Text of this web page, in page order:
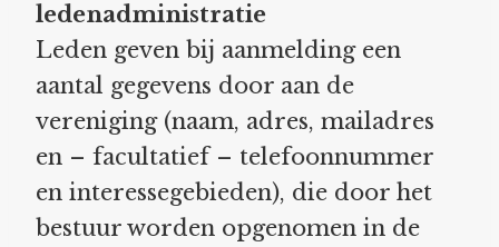
ledenadministratie
Leden geven bij aanmelding een
aantal gegevens door aan de
vereniging (naam, adres, mailadres
en – facultatief – telefoonnummer
en interessegebieden), die door het
bestuur worden opgenomen in de